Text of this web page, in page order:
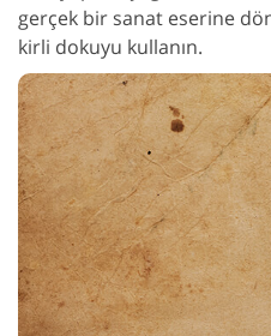
gerçek bir sanat eserine
kirli dokuyu kullanın.